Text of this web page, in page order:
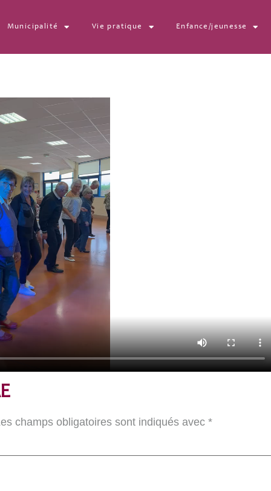
Municipalité Vie pratique Enfance/jeunesse
champs obligatoires sont indiqués avec *